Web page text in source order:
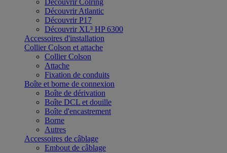
Découvrir Colring
Découvrir Atlantic
Découvrir P17
Découvrir XL³ HP 6300
Accessoires d'installation
Collier Colson et attache
Collier Colson
Attache
Fixation de conduits
Boîte et borne de connexion
Boîte de dérivation
Boîte DCL et douille
Boîte d'encastrement
Borne
Autres
Accessoires de câblage
Embout de câblage